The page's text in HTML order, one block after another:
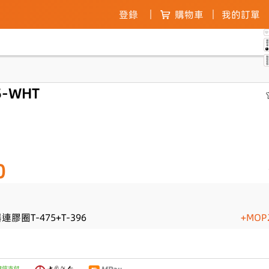
登錄 購物車 我的訂單
購物車
0
聯絡客服
WHT
膠圈T-475+T-396